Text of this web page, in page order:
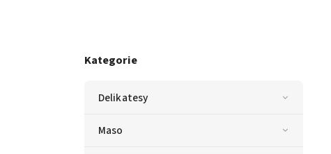
Kategorie
Delikatesy
Maso